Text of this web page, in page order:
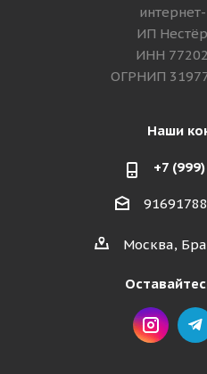
ИП
ИНН
ОГРНИП
Наши
+7
Москва,